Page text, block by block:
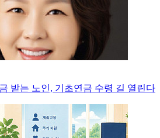
받는 노인, 기초연금 수령 길 열린다